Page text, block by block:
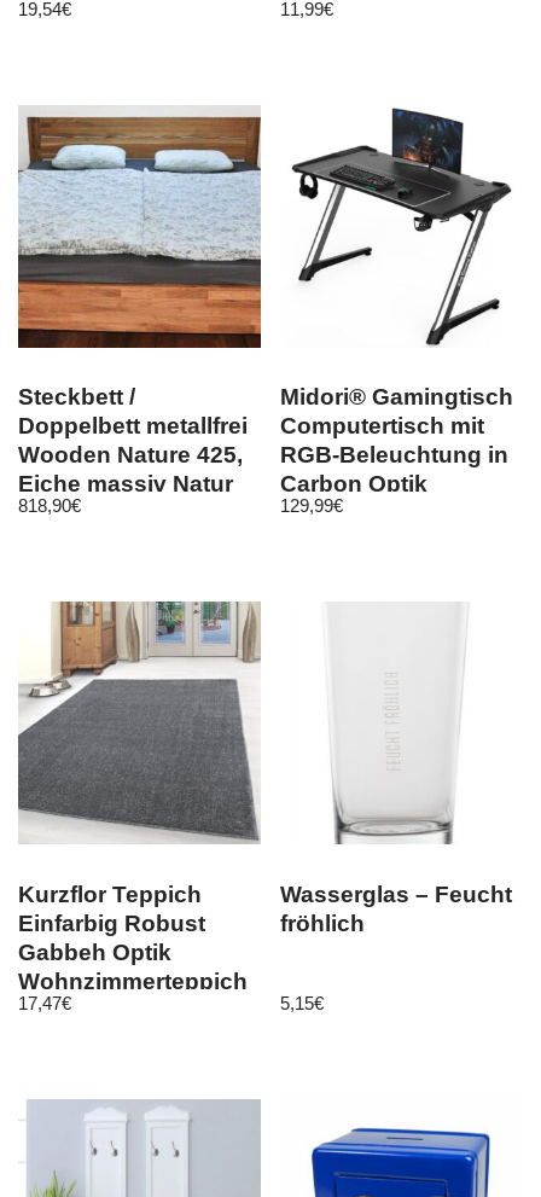
Schwarz 15642
19,54€ Fachteiler weiß
11,99€
Steckbett /
Doppelbett metallfrei
Wooden Nature 425,
Eiche massiv Natur
geölt –
818,90€
Midori® Gamingtisch
Computertisch mit
RGB-Beleuchtung in
Carbon Optik
129,99€
Kurzflor Teppich
Einfarbig Robust
Gabbeh Optik
Wohnzimmerteppich
Grau Meliert
17,47€
Wasserglas – Feucht
fröhlich
5,15€